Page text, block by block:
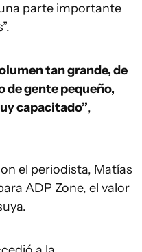
parte importante
tan grande, de
de gente pequeño,
capacitado”,
el periodista, Matías
ADP Zone, el valor